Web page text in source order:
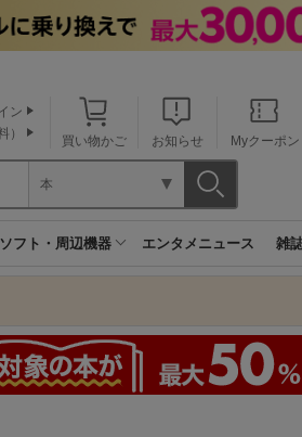
買い物かご お知らせ Myクーポン
ン
）
本
フト・周辺機器 エンタメニュース 雑